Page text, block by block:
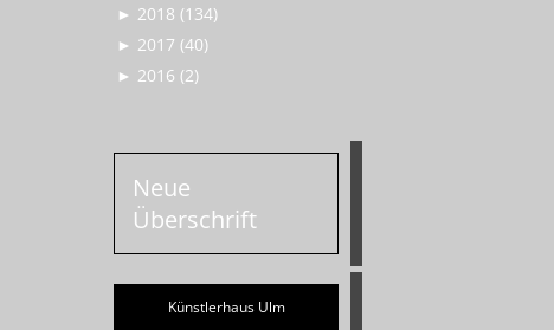
► 2018 (134)
► 2017 (40)
► 2016 (2)
Neue
Überschrift
Künstlerhaus Ulm